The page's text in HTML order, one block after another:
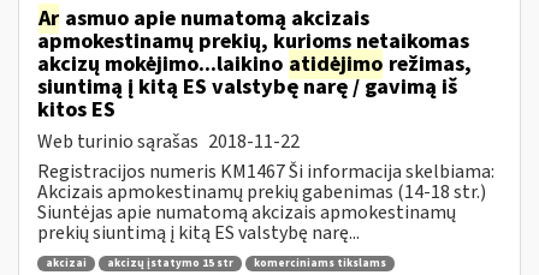
Ar asmuo apie numatomą akcizais
apmokestinamų prekių, kurioms netaikomas
akcizų mokėjimo...laikino atidėjimo režimas,
siuntimą į kitą ES valstybę narę / gavimą iš
kitos ES
Web turinio sąrašas 2018-11-22
Registracijos numeris KM1467 Ši informacija skelbiama:
Akcizais apmokestinamų prekių gabenimas (14-18 str.)
Siuntėjas apie numatomą akcizais apmokestinamų
prekių siuntimą į kitą ES valstybę narę...
akcizai akcizų įstatymo 15 str
komerciniams tikslams